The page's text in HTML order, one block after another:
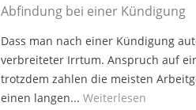
Abfindung bei einer Kündigung
Dass man nach einer Kündigung
verbreiteter Irrtum. Anspruch auf
trotzdem zahlen die meisten
einen langen... Weiterlesen